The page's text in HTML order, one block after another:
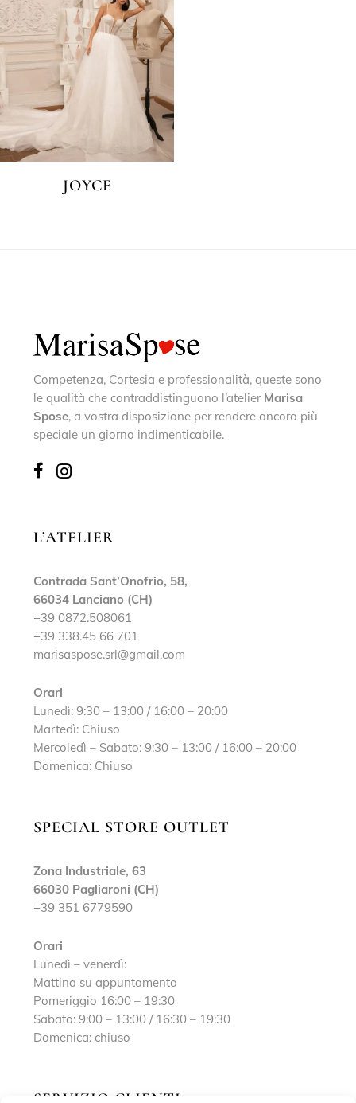
JOYCE
Competenza, Cortesia e professionalità, queste sono
le qualità che contraddistinguono l’atelier Marisa
Spose, a vostra disposizione per rendere ancora più
speciale un giorno indimenticabile.
L’ATELIER
Contrada Sant’Onofrio, 58,
66034 Lanciano (CH)
+39 0872.508061
+39 338.45 66 701
marisaspose.srl@gmail.com
Orari
Lunedì: 9:30 – 13:00 / 16:00 – 20:00
Martedì: Chiuso
Mercoledì – Sabato: 9:30 – 13:00 / 16:00 – 20:00
Domenica: Chiuso
SPECIAL STORE OUTLET
Zona Industriale, 63
66030 Pagliaroni (CH)
+39 351 6779590
Orari
Lunedì – venerdì:
Mattina su appuntamento
Pomeriggio 16:00 – 19:30
Sabato: 9:00 – 13:00 / 16:30 – 19:30
Domenica: chiuso
SERVIZIO CLIENTI